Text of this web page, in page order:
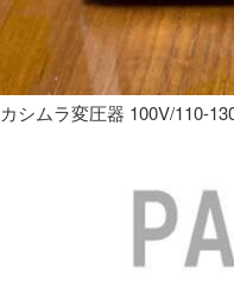
カシムラ変圧器 100V/110-